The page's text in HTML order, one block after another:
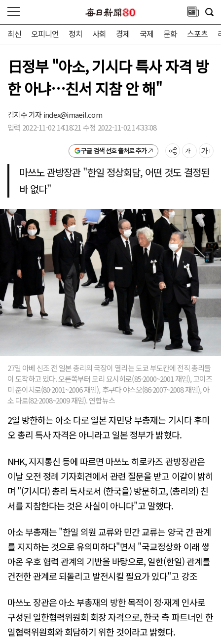
최신 오피니언 정치 사회 경제 국제 문화 스포츠
日정부 "아소, 기시다 특사 자격 방
한 아냐…친서 지참 안 해"
김지수 기자index@imaeil.com
입력 2022-11-02 14:18:21 수정 2022-11-02 14:33:08
구글 검색 선호 출처로 추가
마쓰노 관방장관 "한일 정상회담, 어떤 것도 결정된
바 없다"
27일 아베 신조 전 일본 총리의 국장이 열리는 도쿄 부도칸에 전직 총리들
이 도착하고 있다. 오른쪽부터 모리 요시히로(85·2000~2001 재임), 고이즈
미 준이치로(80·2001~2006 재임), 후쿠다 야스오(86·2007~2008 재임), 아
소 다로(82·2008~2009 재임). 연합뉴스
2일 방한하는 아소 다로 일본 자민당 부총재는 기시다 후미
오 총리 특사 자격은 아니라고 일본 정부가 밝혔다.
NHK, 지지통신 등에 따르면 마쓰노 히로카즈 관방장관은
이날 오전 정례 기자회견에서 관련 질문을 받고 이같이 밝히
며 "(기시다) 총리 특사로서 (한국을) 방문하고, (총리의) 친
서를 지참한다는 것은 사실이 아니다"고 말했다.
아소 부총재는 "한일 의원 교류와 민간 교류는 양국 간 관계
를 지지하는 것으로 유의미하다"면서 "국교정상화 이래 쌓
아온 우호 협력 관계의 기반을 바탕으로, 일한(한일) 관계를
건전한 관계로 되돌리고 발전시킬 필요가 있다"고 강조
마쓰노 장관은 아소 부총재의 방한 목적이 정·재계 인사로
구성된 일한협력위원회 회장 자격으로, 한국 측 파트너인 한
일협력위원회와 회담하기 위한 것이라고 밝혔다.